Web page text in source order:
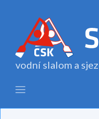
vodní slalom a